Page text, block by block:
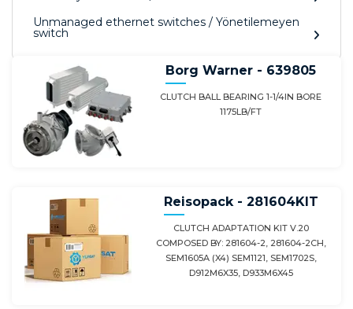
Unmanaged ethernet switches / Yönetilemeyen
switch
Borg Warner - 639805
CLUTCH BALL BEARING 1-1/4IN BORE
1175LB/FT
Reisopack - 281604KIT
CLUTCH ADAPTATION KIT V.20
COMPOSED BY: 281604-2, 281604-2CH,
SEM1605A (X4) SEM1121, SEM1702S,
D912M6X35, D933M6X45